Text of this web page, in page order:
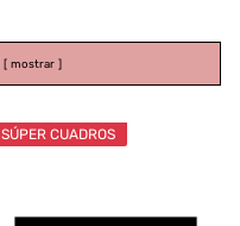
mostrar
SÚPER CUADROS